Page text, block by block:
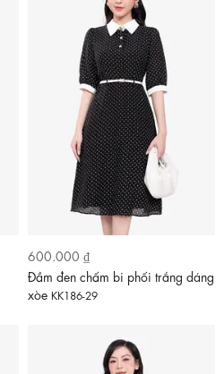
600.000 ₫
Đầm đen chấm bi phối trắng dáng
xòe KK186-29